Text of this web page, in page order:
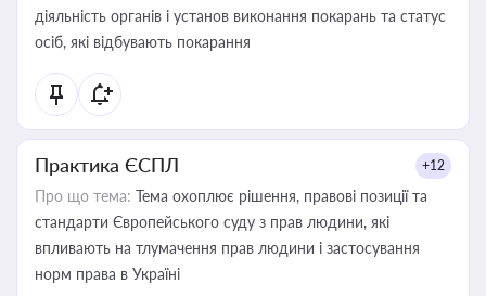
діяльність органів і установ виконання покарань та статус
осіб, які відбувають покарання
Практика ЄСПЛ +12
Про що тема: Тема охоплює рішення, правові позиції та
стандарти Європейського суду з прав людини, які
впливають на тлумачення прав людини і застосування
норм права в Україні